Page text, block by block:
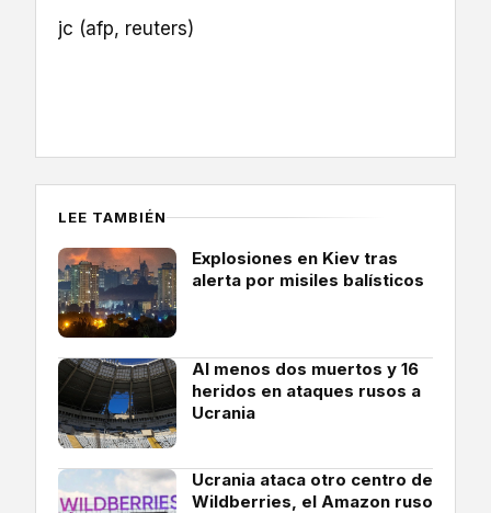
jc (afp, reuters)
LEE TAMBIÉN
Explosiones en Kiev tras
alerta por misiles balísticos
Al menos dos muertos y 16
heridos en ataques rusos a
Ucrania
Ucrania ataca otro centro de
Wildberries, el Amazon ruso